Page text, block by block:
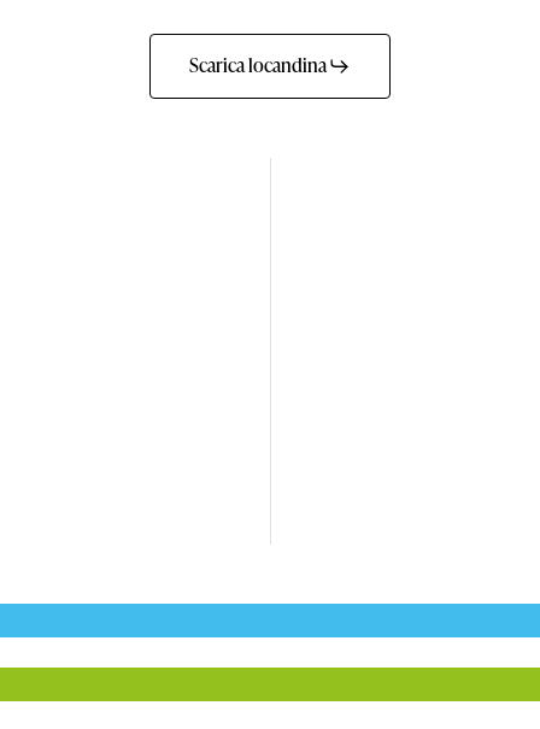
Scarica locandina